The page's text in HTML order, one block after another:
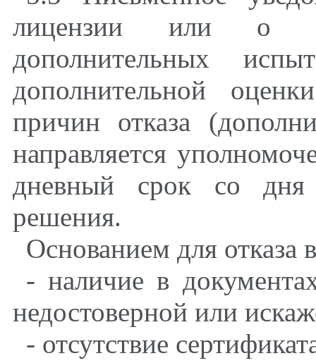
лицензии или о
дополнительных
дополнительной
причин отказа
направляется
дневный срок со дня
решения.
Основанием для отказа
- наличие в
недостоверной или
- отсутствие